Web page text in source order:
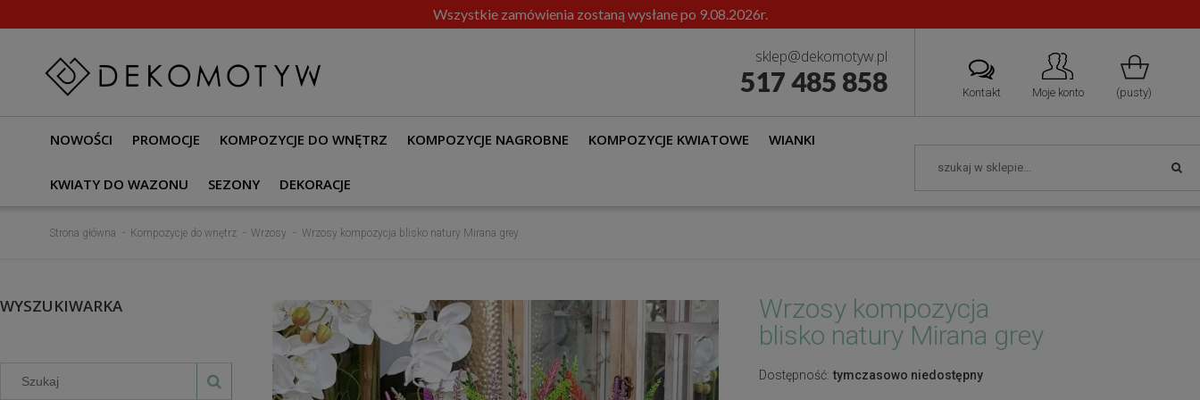
Wszystkie zamówienia zostaną wysłane po 9.08.2026r.
Kontakt Moje konto (pusty)
sklep@dekomotyw.pl
517 485 858
NOWOŚCI PROMOCJE KOMPOZYCJE DO WNĘTRZ KOMPOZYCJE NAGROBNE KOMPOZYCJE KWIATOWE WIANKI
KWIATY DO WAZONU SEZONY DEKORACJE
Strona główna Kompozycje do wnętrz Wrzosy Wrzosy kompozycja blisko natury Mirana grey
WYSZUKIWARKA
Wrzosy kompozycja
blisko natury Mirana grey
Dostępność: tymczasowo niedostępny